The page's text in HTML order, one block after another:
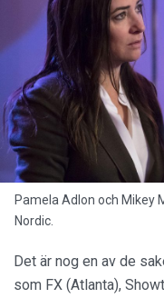
Pamela Adlon och Mikey
Nordic.
Det är nog en av de
som FX (Atlanta),